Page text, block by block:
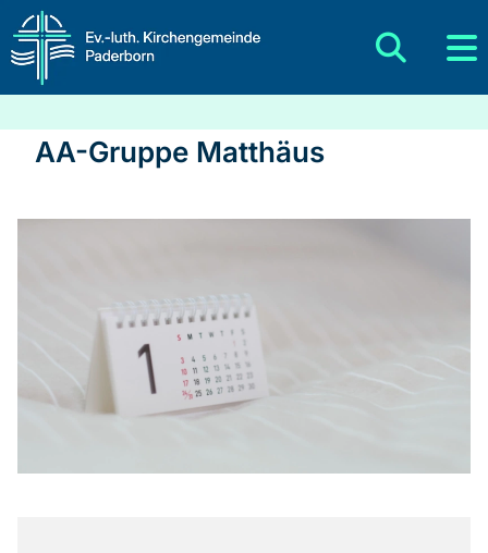
AA-Gruppe Matthäus